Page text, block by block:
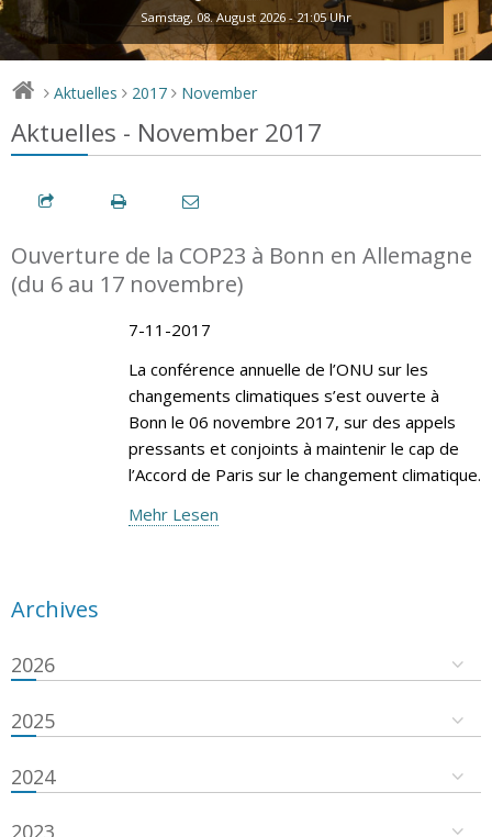
Samstag, 08. August 2026 - 21:05 Uhr
> Aktuelles > 2017 > November
Aktuelles - November 2017
Ouverture de la COP23 à Bonn en Allemagne
(du 6 au 17 novembre)
7-11-2017
La conférence annuelle de l’ONU sur les
changements climatiques s’est ouverte à
Bonn le 06 novembre 2017, sur des appels
pressants et conjoints à maintenir le cap de
l’Accord de Paris sur le changement climatique.
Mehr Lesen
Archives
2026
2025
2024
2023